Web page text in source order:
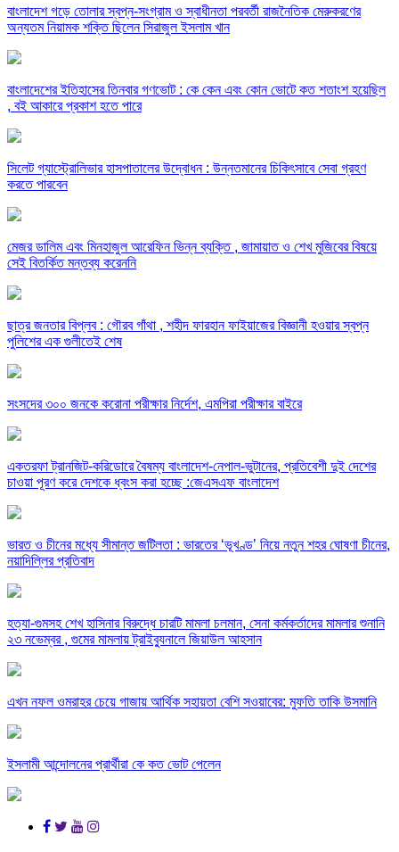
বাংলাদেশ গড়ে তোলার স্বপ্ন-সংগ্রাম ও স্বাধীনতা পরবর্তী রাজনৈতিক মেরুকরণের
অন্যতম নিয়ামক শক্তি ছিলেন সিরাজুল ইসলাম খান
বাংলাদেশের ইতিহাসের তিনবার গণভোট : কে কেন এবং কোন ভোটে কত শতাংশ হয়েছিল
, বই আকারে প্রকাশ হতে পারে
সিলেট গ্যাস্ট্রোলিভার হাসপাতালের উদ্বোধন : উন্নতমানের চিকিৎসাবে সেবা গ্রহণ
করতে পারবেন
মেজর ডালিম এবং মিনহাজুল আরেফিন ভিন্ন ব্যক্তি , জামায়াত ও শেখ মুজিবের বিষয়ে
সেই বিতর্কিত মন্তব্য করেননি
ছাত্র জনতার বিপ্লব : গৌরব গাঁথা , শহীদ ফারহান ফাইয়াজের বিজ্ঞানী হওয়ার স্বপ্ন
পুলিশের এক গুলীতেই শেষ
সংসদের ৩০০ জনকে করোনা পরীক্ষার নির্দেশ, এমপিরা পরীক্ষার বাইরে
একতরফা ট্রানজিট-করিডোরে বৈষম্য বাংলাদেশ-নেপাল-ভুটানের, প্রতিবেশী দুই দেশের
চাওয়া পূরণ করে দেশকে ধ্বংস করা হচ্ছে :জেএসএফ বাংলাদেশ
ভারত ও চীনের মধ্যে সীমান্ত জটিলতা : ভারতের ‘ভূখণ্ড’ নিয়ে নতুন শহর ঘোষণা চীনের,
নয়াদিল্লির প্রতিবাদ
হত্যা-গুমসহ শেখ হাসিনার বিরুদ্ধে চারটি মামলা চলমান, সেনা কর্মকর্তাদের মামলার শুনানি
২৩ নভেম্বর , গুমের মামলায় ট্রাইব্যুনালে জিয়াউল আহসান
এখন নফল ওমরাহর চেয়ে গাজায় আর্থিক সহায়তা বেশি সওয়াবের: মুফতি তাকি উসমানি
ইসলামী আন্দোলনের প্রার্থীরা কে কত ভোট পেলেন